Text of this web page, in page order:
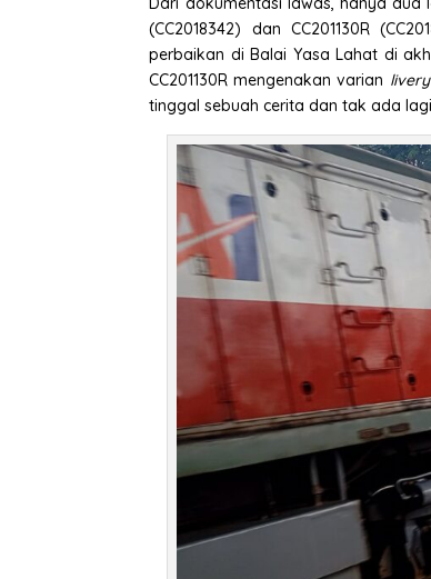
(CC2018342) dan CC201130R
perbaikan di Balai Yasa Lahat di
CC201130R mengenakan varian livery
tinggal sebuah cerita dan tak ada